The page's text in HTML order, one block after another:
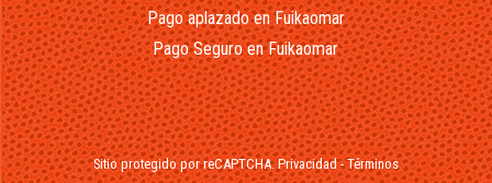
Pago aplazado en Fuikaomar
Pago Seguro en Fuikaomar
Sitio protegido por reCAPTCHA.Privacidad-Términos